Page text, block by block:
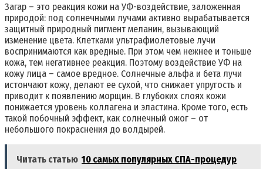
Загар – это реакция кожи на УФ-воздействие, заложенная
природой: под солнечными лучами активно вырабатывается
защитный природный пигмент меланин, вызывающий
изменение цвета. Клетками ультрафиолетовые лучи
воспринимаются как вредные. При этом чем нежнее и тоньше
кожа, тем негативнее реакция. Поэтому воздействие УФ на
кожу лица – самое вредное. Солнечные альфа и бета лучи
истончают кожу, делают ее сухой, что снижает упругость и
приводит к появлению морщин. В глубоких слоях кожи
понижается уровень коллагена и эластина. Кроме того, есть
такой побочный эффект, как солнечный ожог – от
небольшого покраснения до волдырей.
Читать статью 10 самых популярных СПА-процедур